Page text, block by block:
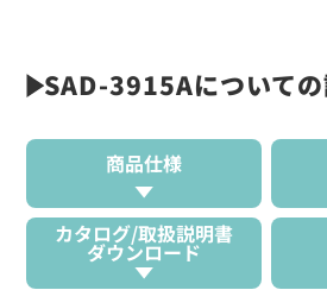
SAD-3915Aについて
商品仕様
カタログ/取扱説明書
ダウンロード